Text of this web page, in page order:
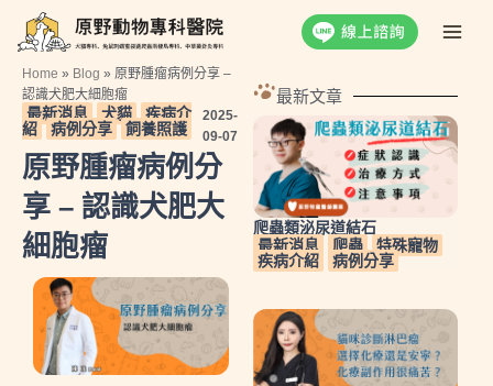
Main
Home » Blog » 原野腫瘤病例分享 –
認識犬肥大細胞瘤
最新消息 犬貓
疾病介
紹
病例分享 飼養照護
2025-
09-07
原野腫瘤病例分
享 – 認識犬肥大
細胞瘤
最新文章
爬蟲類泌尿道結石
最新消息
爬蟲
特殊寵物
疾病介紹
病例分享